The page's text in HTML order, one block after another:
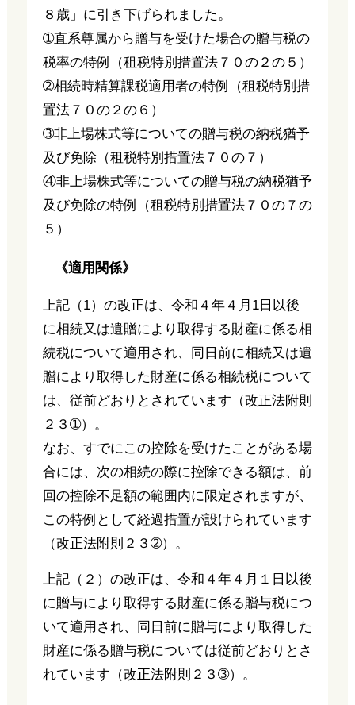
８歳」に引き下げられました。
➀直系尊属から贈与を受けた場合の贈与税の
税率の特例（租税特別措置法７０の２の５）
➁相続時精算課税適用者の特例（租税特別措
置法７０の２の６）
➂非上場株式等についての贈与税の納税猶予
及び免除（租税特別措置法７０の７）
④非上場株式等についての贈与税の納税猶予
及び免除の特例（租税特別措置法７０の７の
５）
《適用関係》
上記（1）の改正は、令和４年４月1日以後
に相続又は遺贈により取得する財産に係る相
続税について適用され、同日前に相続又は遺
贈により取得した財産に係る相続税について
は、従前どおりとされています（改正法附則
２３➀）。
なお、すでにこの控除を受けたことがある場
合には、次の相続の際に控除できる額は、前
回の控除不足額の範囲内に限定されますが、
この特例として経過措置が設けられています
（改正法附則２３➁）。
上記（２）の改正は、令和４年４月１日以後
に贈与により取得する財産に係る贈与税につ
いて適用され、同日前に贈与により取得した
財産に係る贈与税については従前どおりとさ
れています（改正法附則２３➂）。